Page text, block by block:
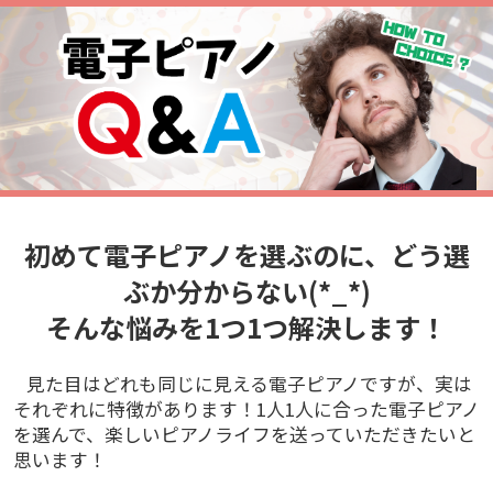
初めて電子ピアノを選ぶのに、どう選
ぶか分からない(*_*)
そんな悩みを1つ1つ解決します！
見た目はどれも同じに見える電子ピアノですが、実は
それぞれに特徴があります！1人1人に合った電子ピアノ
を選んで、楽しいピアノライフを送っていただきたいと
思います！